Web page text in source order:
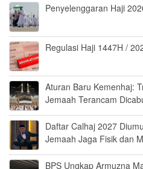
Penyelenggaran Haji
Regulasi Haji 1447H /
Aturan Baru Kemenhaj:
Jemaah Terancam
Daftar Calhaj 2027
Jemaah Jaga Fisik dan
BPS Ungkap Armuzna